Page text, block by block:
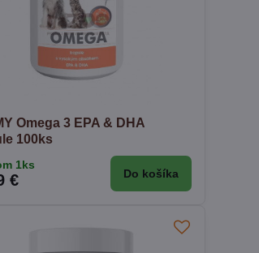
Omega 3 EPA & DHA
100ks
1ks
€ Do košíka